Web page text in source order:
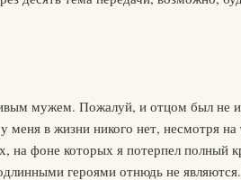
мужем. Пожалуй, и отцом был не
в жизни никого нет, несмотря на
на фоне которых я потерпел полный
героями отнюдь не